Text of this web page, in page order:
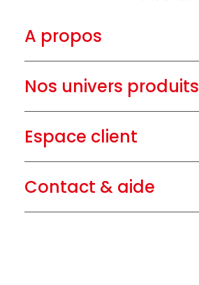
A propos
Nos univers produits
Espace client
Contact & aide